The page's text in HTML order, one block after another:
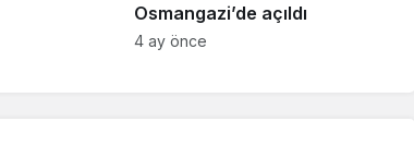
Osmangazi’de açıldı
4 ay önce